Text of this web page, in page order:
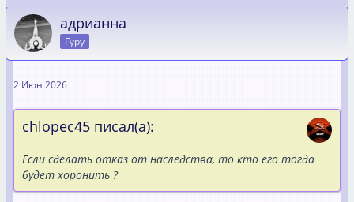
адрианна
Гуру
2 Июн 2026
chlopec45 писал(а):
Если сделать отказ от наследства, то кто его тогда
будет хоронить ?